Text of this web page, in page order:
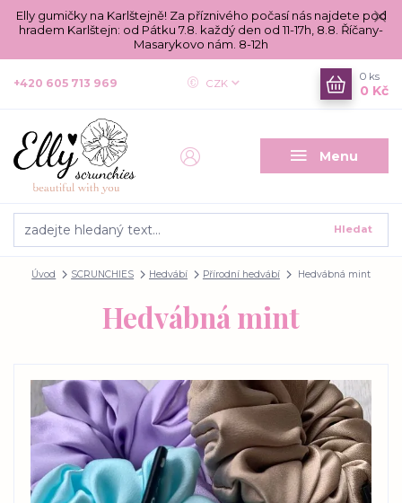
Elly gumičky na Karlštejně! Za příznivého počasí nás najdete pod
hradem Karlštejn: od Pátku 7.8. každý den od 11-17h, 8.8. Říčany-
Masarykovo nám. 8-12h
Menu
CZK
Hledat
+420 605 713 969
0 ks
0 Kč
Úvod SCRUNCHIES Hedvábí Přírodní hedvábí Hedvábná mint
Hedvábná mint